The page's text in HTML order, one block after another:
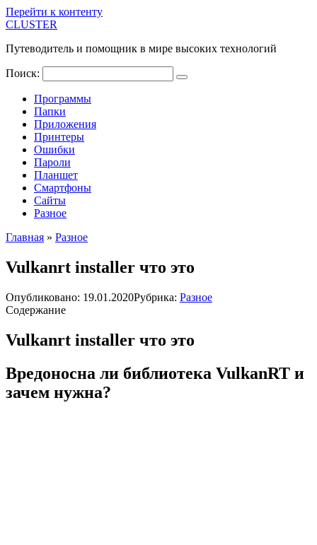
Перейти к контенту
CLUSTER
Путеводитель и помощник в мире высоких технологий
Поиск:
Программы
Папки
Приложения
Принтеры
Ошибки
Пароли
Планшет
Смартфоны
Сайты
Разное
Главная » Разное
Vulkanrt installer что это
Опубликовано: 19.01.2020Рубрика: Разное
Содержание
Vulkanrt installer что это
Вредоносна ли библиотека VulkanRT и
зачем нужна?